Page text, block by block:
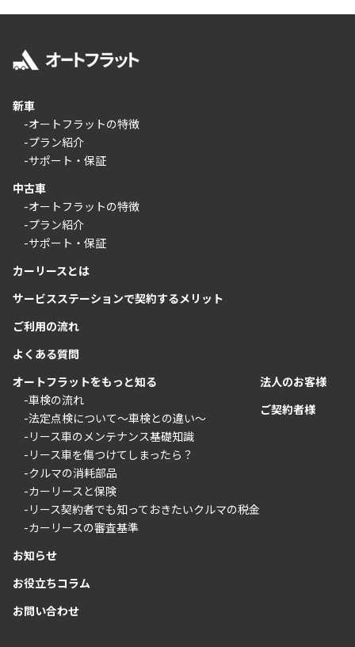
新車
-オートフラットの特徴
-プラン紹介
-サポート・保証
中古車
-オートフラットの特徴
-プラン紹介
-サポート・保証
カーリースとは
サービスステーションで契約するメリット
ご利用の流れ
よくある質問
オートフラットをもっと知る
-車検の流れ
-法定点検について〜車検との違い〜
-リース車のメンテナンス基礎知識
-リース車を傷つけてしまったら？
-クルマの消耗部品
-カーリースと保険
-リース契約者でも知っておきたいクルマの税金
-カーリースの審査基準
お知らせ
お役立ちコラム
お問い合わせ
法人のお客様
ご契約者様